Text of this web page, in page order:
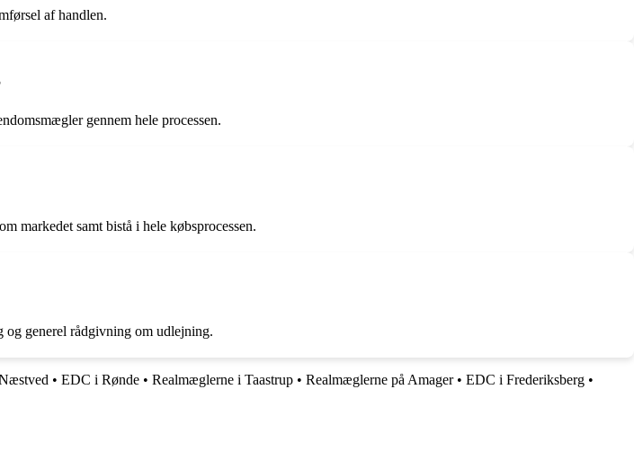
af handlen.
gennem hele processen.
markedet samt bistå i hele købsprocessen.
og generel rådgivning om udlejning.
• EDC i Rønde • Realmæglerne i Taastrup • Realmæglerne på Amager• EDC i Frederiksberg •